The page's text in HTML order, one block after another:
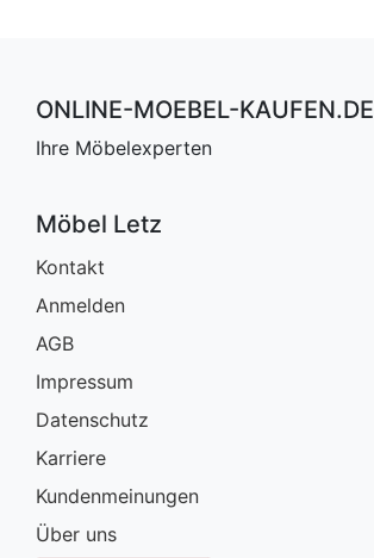
ONLINE-MOEBEL-KAUFEN.DE
Ihre Möbelexperten
Möbel Letz
Kontakt
Anmelden
AGB
Impressum
Datenschutz
Karriere
Kundenmeinungen
Über uns